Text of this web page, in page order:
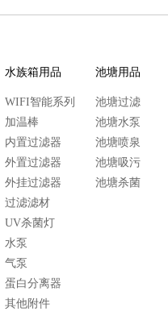
水族箱用品
WIFI智能系列
加温棒
内置过滤器
外置过滤器
外挂过滤器
过滤滤材
UV杀菌灯
水泵
气泵
蛋白分离器
其他附件
池塘用品
池塘过滤
池塘水泵
池塘喷泉
池塘吸污
池塘杀菌